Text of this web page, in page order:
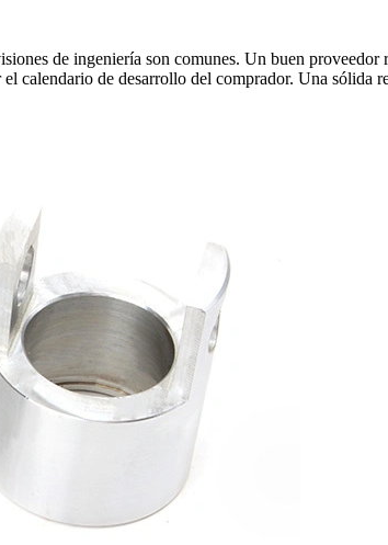
de ingeniería son comunes. Un buen
calendario de desarrollo del comprador. Una sólida